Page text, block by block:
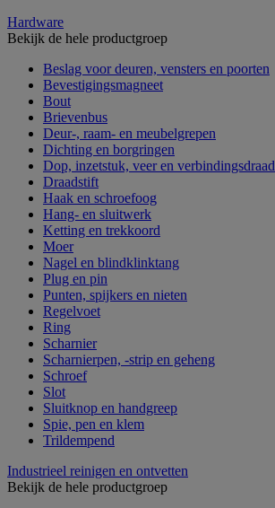
Hardware
Bekijk de hele productgroep
Beslag voor deuren, vensters en poorten
Bevestigingsmagneet
Bout
Brievenbus
Deur-, raam- en meubelgrepen
Dichting en borgringen
Dop, inzetstuk, veer en verbindingsdraad
Draadstift
Haak en schroefoog
Hang- en sluitwerk
Ketting en trekkoord
Moer
Nagel en blindklinktang
Plug en pin
Punten, spijkers en nieten
Regelvoet
Ring
Scharnier
Scharnierpen, -strip en geheng
Schroef
Slot
Sluitknop en handgreep
Spie, pen en klem
Trildempend
Industrieel reinigen en ontvetten
Bekijk de hele productgroep